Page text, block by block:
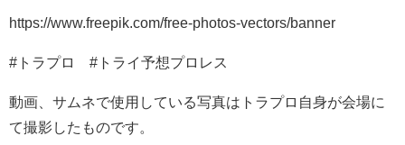
https://www.freepik.com/free-photos-vectors/banner
#トラプロ #トライ予想プロレス
動画、サムネで使用している写真はトラプロ自身が会場に
て撮影したものです。